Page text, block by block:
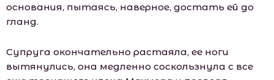
основания, пытаясь, наверное, достать ей до
гланд.
Супруга окончательно растаяла, ее ноги
вытянулись, она медленно соскользнула с все